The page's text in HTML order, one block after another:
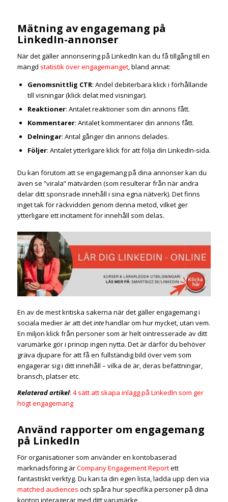
Mätning av engagemang på
LinkedIn-annonser
När det gäller annonsering på LinkedIn kan du få tillgång till en
mängd statistik över engagemanget, bland annat:
Genomsnittlig CTR: Andel debiterbara klick i förhållande
till visningar (klick delat med visningar).
Reaktioner: Antalet reaktioner som din annons fått.
Kommentarer: Antalet kommentarer din annons fått.
Delningar: Antal gånger din annons delades.
Följer: Antalet ytterligare klick för att följa din LinkedIn-sida.
Du kan förutom att se engagemang på dina annonser kan du
även se ”virala” mätvärden (som resulterar från när andra
delar ditt sponsrade innehåll i sina egna nätverk). Det finns
inget tak för räckvidden genom denna metod, vilket ger
ytterligare ett incitament för innehåll som delas.
En av de mest kritiska sakerna när det gäller engagemang i
sociala medier är att detintehandlar om hur mycket, utan vem.
En miljon klick från personer som är helt ointresserade av ditt
varumärke gör i princip ingen nytta. Det är därför du behöver
gräva djupare för att få en fullständig bild över vem som
engagerar sig i ditt innehåll – vilka de är, deras befattningar,
bransch, platser etc.
Relaterad artikel: 4 sätt att skapa inlägg på LinkedIn som ger
högt engagemang
Använd rapporter om engagemang
på LinkedIn
För organisationer som använder en kontobaserad
marknadsföring ärCompany Engagement Reportett
fantastiskt verktyg. Du kan ta din egen lista, ladda upp den via
matched audiences och spåra hur specifika personer på dina
konton interagerar med ditt varumärke.